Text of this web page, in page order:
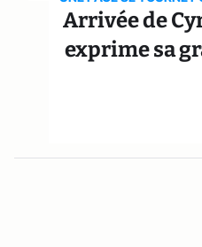
Arrivée de
exprime sa